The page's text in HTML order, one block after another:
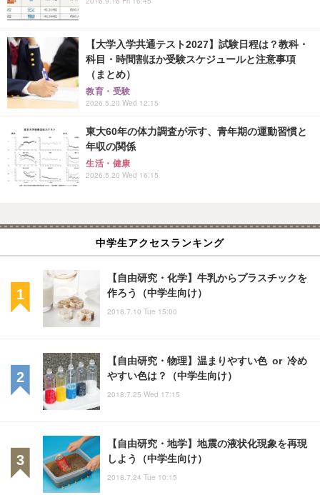
【大学入学共通テスト2027】試験日程は？教科・
科目・時間割ほか受験スケジュールと注意事項
（まとめ）
教育・受験
2026.5.20 Wed 12:15
東大60年の体力調査が示す、青年期の運動習慣と
年収の関係
生活・健康
2026.5.20 Wed 16:15
中学生アクセスランキング
【自由研究・化学】牛乳からプラスチックを
作ろう（中学生向け）
2018.7.10 Tue 15:00
【自由研究・物理】温まりやすい色 or 冷め
やすい色は？（中学生向け）
2018.7.25 Wed 17:15
【自由研究・地学】地震の液状化現象を再現
しよう（中学生向け）
2018.7.24 Tue 10:15